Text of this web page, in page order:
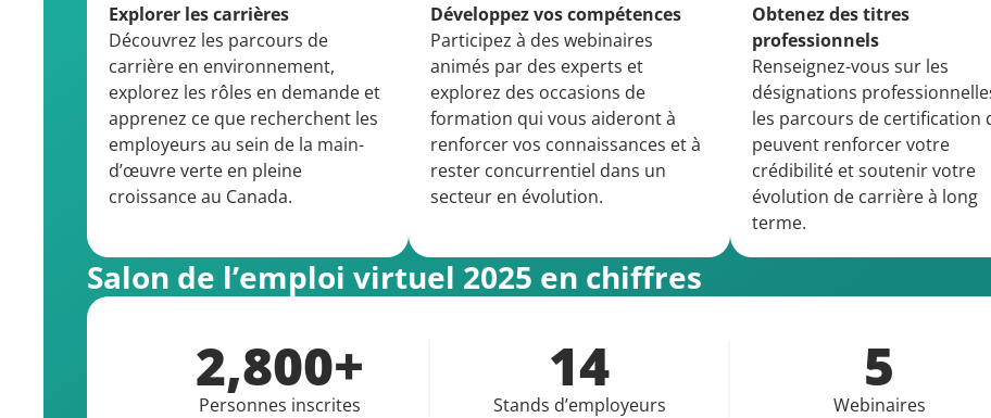
Explorer les carrières
Découvrez les parcours de
carrière en environnement,
explorez les rôles en demande et
apprenez ce que recherchent les
employeurs au sein de la main-
d’œuvre verte en pleine
croissance au Canada.
Développez vos compétences
Participez à des webinaires
animés par des experts et
explorez des occasions de
formation qui vous aideront à
renforcer vos connaissances et à
rester concurrentiel dans un
secteur en évolution.
Obtenez des titres
professionnels
Renseignez-vous sur les
désignations
les parcours de certification
peuvent renforcer votre
crédibilité et soutenir votre
évolution de carrière à long
terme.
Salon de l’emploi virtuel 2025 en chiffres
2,800+
Personnes inscrites
14
Stands d’employeurs
5
Webinaires